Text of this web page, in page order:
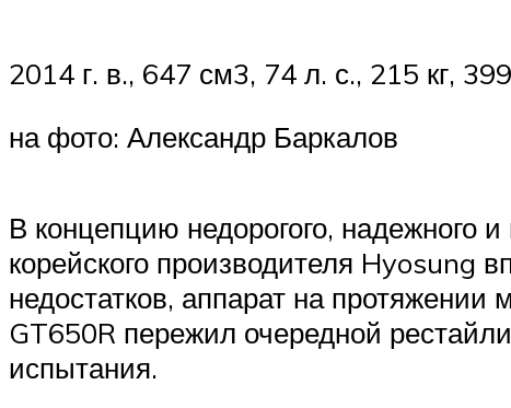
2014 г. в., 647 см3, 74 л. с., 215 кг,
на фото: Александр Баркалов
В концепцию недорогого, надежного
корейского производителя Hyosung
недостатков, аппарат на протяжении
GT650R пережил очередной
испытания.